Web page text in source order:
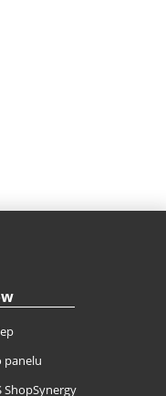
panelu
ShopSynergy